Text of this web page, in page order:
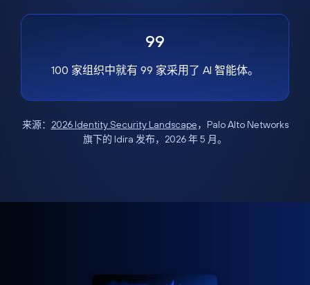
99
100 家组织中就有 99 家采用了 AI 智能体。
来源： 2026 Identity Security Landscape，Palo Alto Networks
旗下的 Idira 发布，2026 年 5 月。